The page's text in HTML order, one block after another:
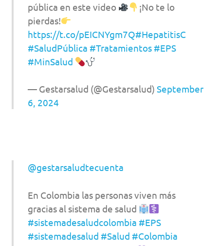
pública en este video
¡No te lo
pierdas!
https://t.co/pEICNYgm7Q#HepatitisC
#SaludPública #Tratamientos #EPS
#MinSalud
— Gestarsalud (@Gestarsalud) September
6, 2024
@gestarsaludtecuenta
En Colombia las personas viven más
gracias al sistema de salud
#sistemadesaludcolombia #EPS
#sistemadesalud #Salud #Colombia